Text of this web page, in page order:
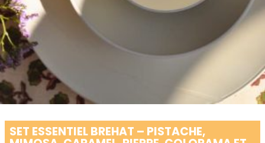
SET ESSENTIEL BREHAT – PISTACHE,